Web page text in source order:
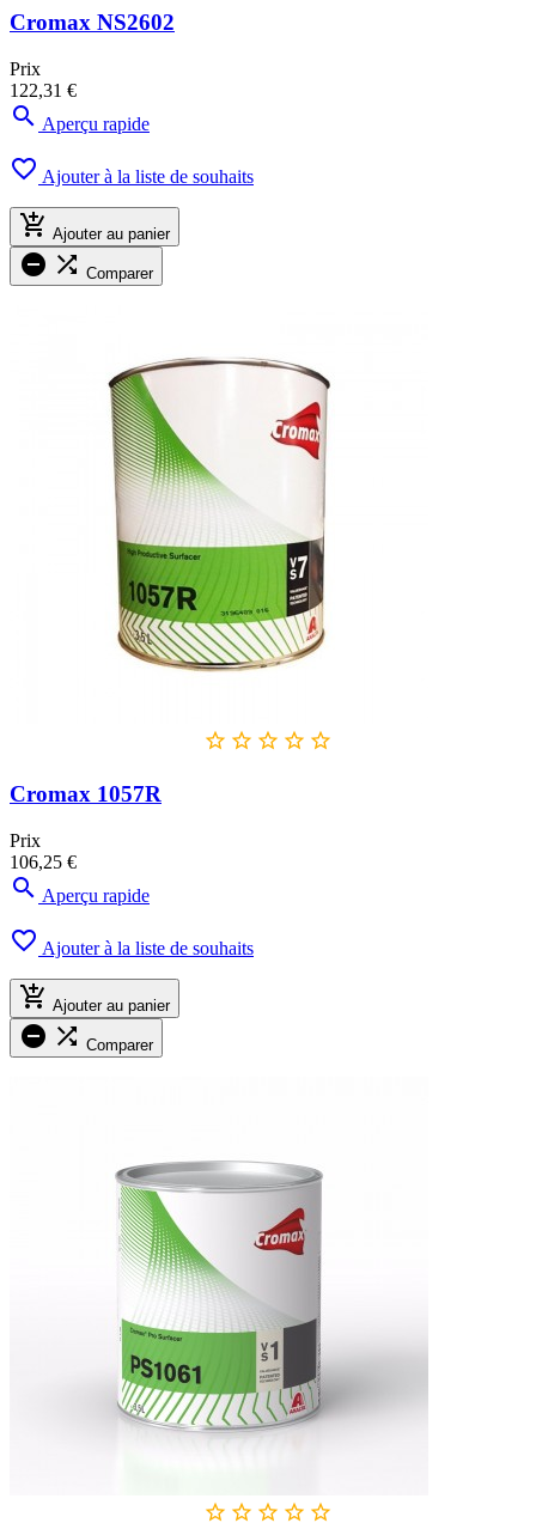
Cromax NS2602
Prix
122,31 €
 Aperçu rapide
 Ajouter à la liste de souhaits
 Ajouter au panier
  Comparer
    
Cromax 1057R
Prix
106,25 €
 Aperçu rapide
 Ajouter à la liste de souhaits
 Ajouter au panier
  Comparer
    